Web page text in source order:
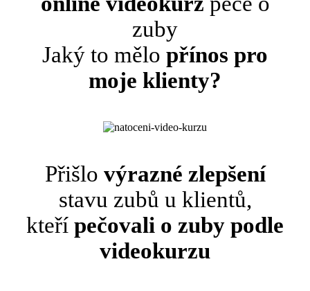
zuby
Jaký to mělo přínos pro
moje klienty?
Přišlo výrazné zlepšení
stavu zubů u klientů,
kteří pečovali o zuby podle
videokurzu